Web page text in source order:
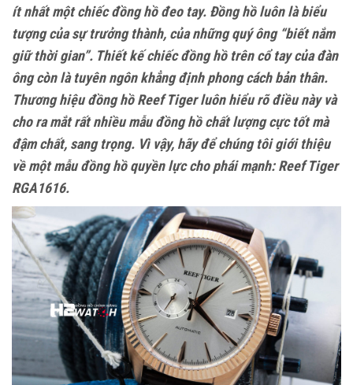
ít nhất một chiếc đồng hồ đeo tay. Đồng hồ luôn là biểu
tượng của sự trưởng thành, của những quý ông “biết nắm
giữ thời gian”. Thiết kế chiếc đồng hồ trên cổ tay của đàn
ông còn là tuyên ngôn khẳng định phong cách bản thân.
Thương hiệu đồng hồ Reef Tiger luôn hiểu rõ điều này và
cho ra mắt rất nhiều mẫu đồng hồ chất lượng cực tốt mà
đậm chất, sang trọng. Vì vậy, hãy để chúng tôi giới thiệu
về một mẫu đồng hồ quyền lực cho phái mạnh:Reef Tiger
RGA1616.